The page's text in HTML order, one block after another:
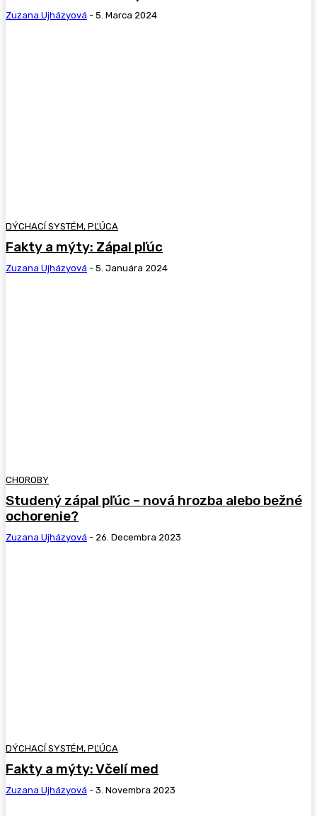
Zuzana Ujházyová - 5. Marca 2024
DÝCHACÍ SYSTÉM, PĽÚCA
Fakty a mýty: Zápal pľúc
Zuzana Ujházyová - 5. Januára 2024
CHOROBY
Studený zápal pľúc – nová hrozba alebo bežné
ochorenie?
Zuzana Ujházyová - 26. Decembra 2023
DÝCHACÍ SYSTÉM, PĽÚCA
Fakty a mýty: Včelí med
Zuzana Ujházyová - 3. Novembra 2023